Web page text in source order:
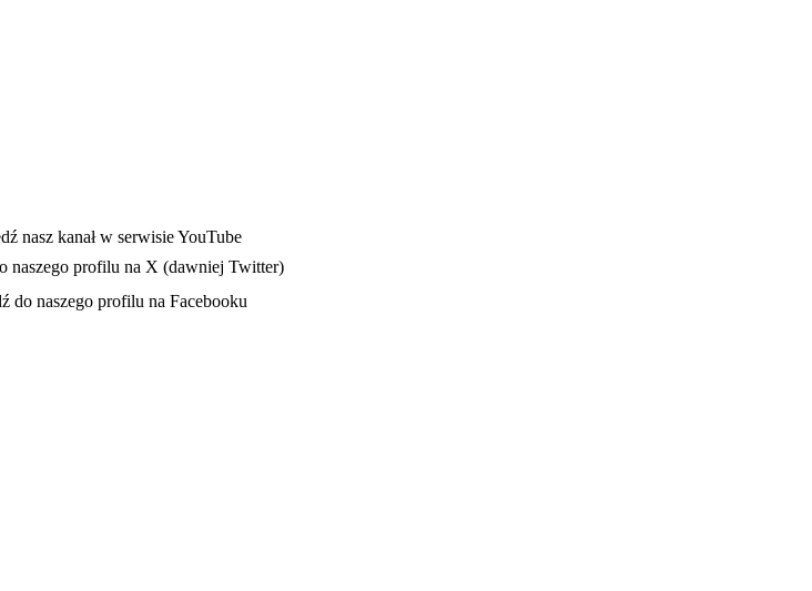
się w nowej karcie
nasz kanał w serwisie YouTube
karcie
naszego profilu na X (dawniej Twitter)
się w nowej karcie
do naszego profilu na Facebooku